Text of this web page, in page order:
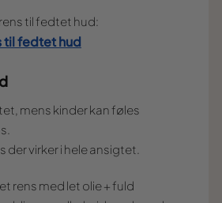
til fedtet hud:
til fedtet hud
mens kinder kan føles
der virker i hele ansigtet.
rens med let olie + fuld